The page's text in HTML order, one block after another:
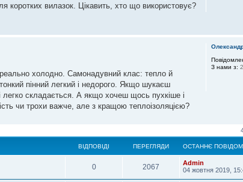
коротких вилазок. Цікавить, хто що використовує?
З нами з:
холодно. Самонадувний клас: тепло й
пінний легкий і недорого. Якщо шукаєш
легко складається. А якщо хочеш щось пухкіше і
чи трохи важче, але з кращою теплоізоляцією?
ВІДПОВІДІ ПЕРЕГЛЯДИ ОСТАННЄ
0 2067
Admin
04 жовтня 2019,